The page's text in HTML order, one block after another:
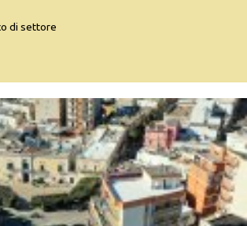
di settore